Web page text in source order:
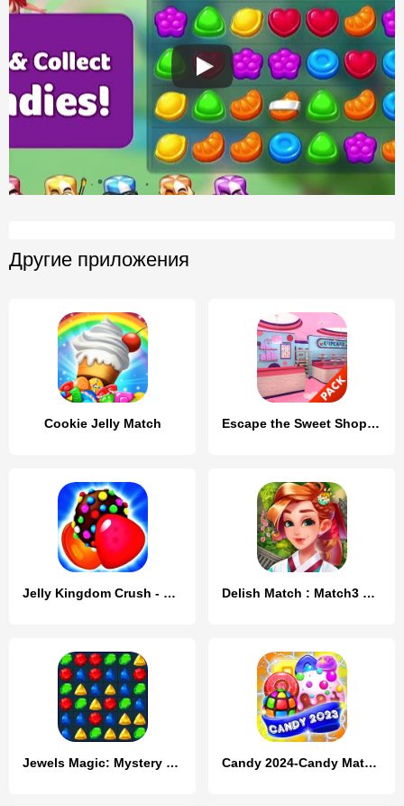
Другие приложения
Cookie Jelly Match Escape the Sweet Shop Series
Jelly Kingdom Crush - Match 3 Delish Match : Match3 & Design
Jewels Magic: Mystery Match3 Candy 2024-Candy Match 3 Game